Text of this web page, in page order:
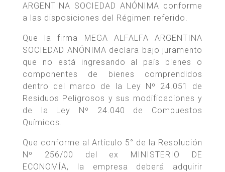
ARGENTINA SOCIEDAD ANÓNIMA conforme
a las disposiciones del Régimen referido.
Que la firma MEGA ALFALFA ARGENTINA
SOCIEDAD ANÓNIMA declara bajo juramento
que no está ingresando al país bienes o
componentes de bienes comprendidos
dentro del marco de la Ley Nº 24.051 de
Residuos Peligrosos y sus modificaciones y
de la Ley Nº 24.040 de Compuestos
Químicos.
Que conforme al Artículo 5° de la Resolución
Nº 256/00 del ex MINISTERIO DE
ECONOMÍA, la empresa deberá adquirir